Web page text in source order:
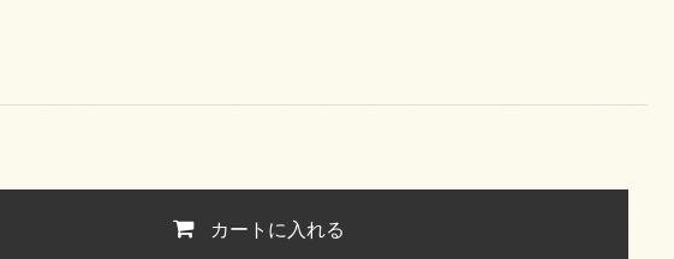
カートに入れる